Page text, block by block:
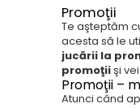
Promoţii
Te aşteptăm
acesta să le
jucării la
promoţiişi
Promoţii –
Atunci când